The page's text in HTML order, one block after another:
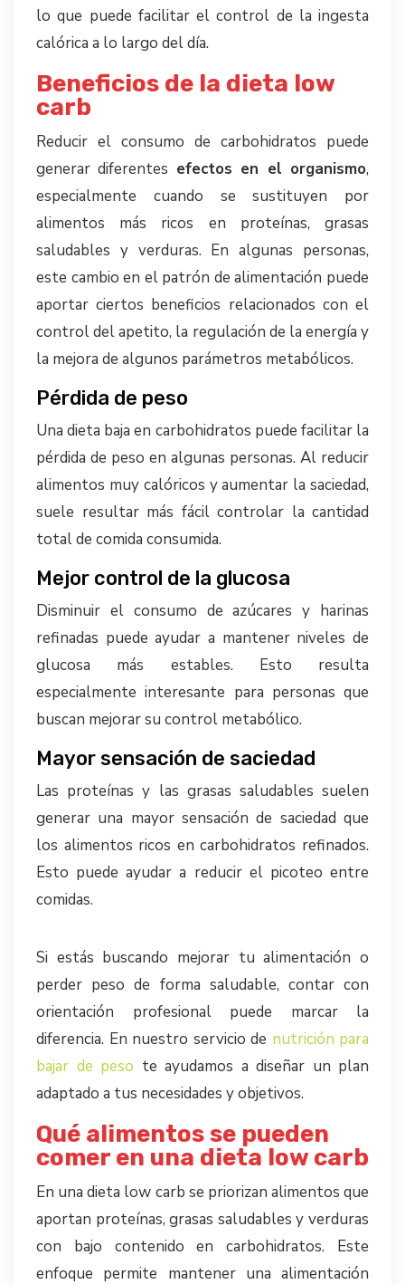
lo que puede facilitar el control de la ingesta
calórica a lo largo del día.
Beneficios de la dieta low
carb
Reducir el consumo de carbohidratos puede
generar diferentes efectos en el organismo,
especialmente cuando se sustituyen por
alimentos más ricos en proteínas, grasas
saludables y verduras. En algunas personas,
este cambio en el patrón de alimentación puede
aportar ciertos beneficios relacionados con el
control del apetito, la regulación de la energía y
la mejora de algunos parámetros metabólicos.
Pérdida de peso
Una dieta baja en carbohidratos puede facilitar la
pérdida de peso en algunas personas. Al reducir
alimentos muy calóricos y aumentar la saciedad,
suele resultar más fácil controlar la cantidad
total de comida consumida.
Mejor control de la glucosa
Disminuir el consumo de azúcares y harinas
refinadas puede ayudar a mantener niveles de
glucosa más estables. Esto resulta
especialmente interesante para personas que
buscan mejorar su control metabólico.
Mayor sensación de saciedad
Las proteínas y las grasas saludables suelen
generar una mayor sensación de saciedad que
los alimentos ricos en carbohidratos refinados.
Esto puede ayudar a reducir el picoteo entre
comidas.
Si estás buscando mejorar tu alimentación o
perder peso de forma saludable, contar con
orientación profesional puede marcar la
diferencia. En nuestro servicio de nutrición para
bajar de peso te ayudamos a diseñar un plan
adaptado a tus necesidades y objetivos.
Qué alimentos se pueden
comer en una dieta low carb
En una dieta low carb se priorizan alimentos que
aportan proteínas, grasas saludables y verduras
con bajo contenido en carbohidratos. Este
enfoque permite mantener una alimentación